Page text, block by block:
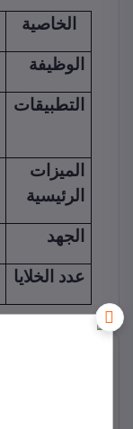
الخاصية
الوظيفة
التطبيقات
الميزات
الرئيسية
الجهد
عدد الخلايا